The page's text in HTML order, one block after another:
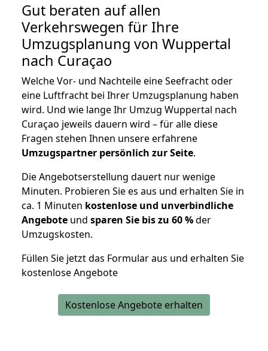
Gut beraten auf allen
Verkehrswegen für Ihre
Umzugsplanung von Wuppertal
nach Curaçao
Welche Vor- und Nachteile eine Seefracht oder
eine Luftfracht bei Ihrer Umzugsplanung haben
wird. Und wie lange Ihr Umzug Wuppertal nach
Curaçao jeweils dauern wird – für alle diese
Fragen stehen Ihnen unsere erfahrene
Umzugspartner persönlich zur Seite.
Die Angebotserstellung dauert nur wenige
Minuten. Probieren Sie es aus und erhalten Sie in
ca. 1 Minuten kostenlose und unverbindliche
Angebote und sparen Sie bis zu 60 %der
Umzugskosten.
Füllen Sie jetzt das Formular aus und erhalten Sie
kostenlose Angebote
Kostenlose Angebote erhalten